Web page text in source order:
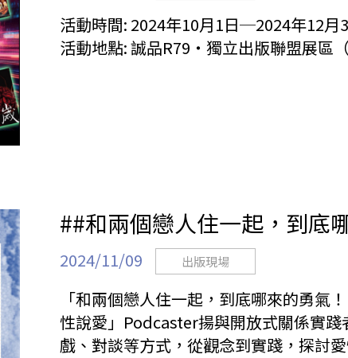
活動時間: 2024年10月1日─2024年12月
活動地點:誠品R79・獨立出版聯盟展區（
##和兩個戀人住一起，到底
2024/11/09 出版現場
「和兩個戀人住一起，到底哪來的勇氣
性說愛」Podcaster揚與開放式關係實
戲、對談等方式，從觀念到實踐，探討